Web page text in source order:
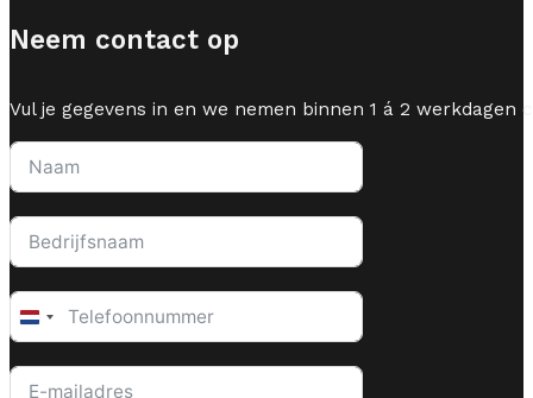
Neem contact op
Vul je gegevens in en we nemen binnen 1 á 2 werkdagen
Netherlands